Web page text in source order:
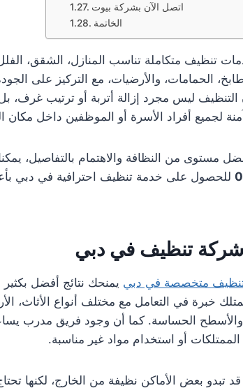
اتصل الآن بشركة بيوت
الخاتمة
تنظيف متكاملة تناسب المنازل، الشقق،
الحمامات، والأرضيات، مع التركيز على
ليس مجرد إزالة أتربة أو ترتيب غرف،
لجميع أفراد الأسرة أو الموظفين داخل مكان
مستوى من النظافة والاهتمام بالتفاصيل،
للحصول على خدمة تنظيف احترافية في دبي
شركة تنظيف في دبي
متخصصة في دبي يمنحك نتائج أفضل
خبرة في التعامل مع مختلف أنواع الأثاث،
والأسطح الحساسة. كما أن وجود فريق مدرب
أو استخدام مواد غير مناسبة.
تبدو بعض الأماكن نظيفة من الخارج، لكنها